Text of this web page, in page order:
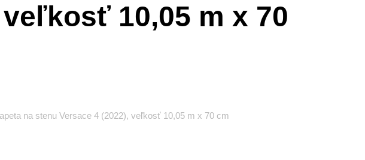
10,05 m x 70
na stenu Versace 4 (2022), veľkosť 10,05 m x 70 cm